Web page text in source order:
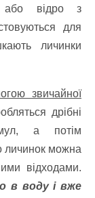
або відро з
для
личинки
звичайної
дрібні
а потім
личинок можна
відходами.
в воду і вже